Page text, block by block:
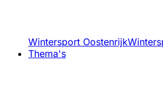
Wintersport Oostenrijk
Thema's